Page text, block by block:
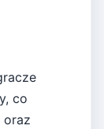
co
oraz